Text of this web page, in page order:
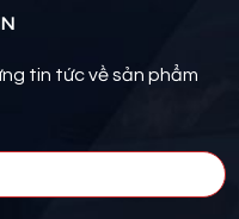
tin tức về sản phẩm